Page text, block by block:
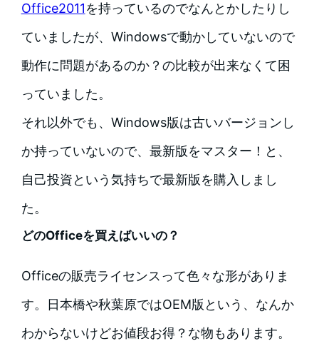
Office2011を持っているのでなんとかしたりし
ていましたが、Windowsで動かしていないので
動作に問題があるのか？の比較が出来なくて困
っていました。
それ以外でも、Windows版は古いバージョンし
か持っていないので、最新版をマスター！と、
自己投資という気持ちで最新版を購入しまし
た。
どのOfficeを買えばいいの？
Officeの販売ライセンスって色々な形がありま
す。日本橋や秋葉原ではOEM版という、なんか
わからないけどお値段お得？な物もあります。